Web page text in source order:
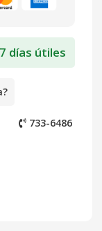
días útiles
733-6486